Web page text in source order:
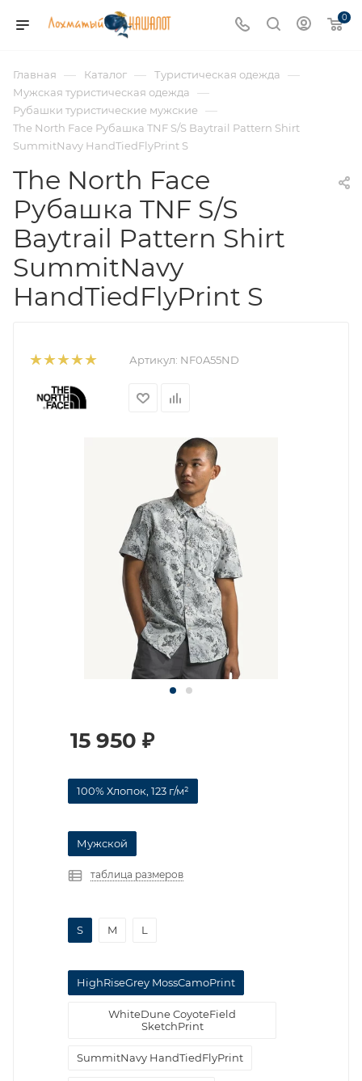
0
Главная — Каталог — Туристическая одежда —
Мужская туристическая одежда —
Рубашки туристические мужские —
The North Face Рубашка TNF S/S Baytrail Pattern Shirt
SummitNavy HandTiedFlyPrint S
The North Face
Рубашка TNF S/S
Baytrail Pattern Shirt
SummitNavy
HandTiedFlyPrint S
Артикул: NF0A55ND
15 950 ₽
100% Хлопок, 123 г/м²
Мужской
таблица размеров
S M L
HighRiseGrey MossCamoPrint
WhiteDune CoyoteField
SketchPrint
SummitNavy HandTiedFlyPrint